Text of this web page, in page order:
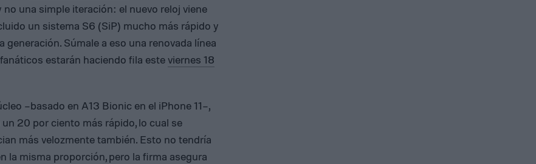
una simple iteración: el nuevo reloj viene
un sistema S6 (SiP) mucho más rápido y
Súmale a eso una renovada línea
estarán haciendo fila esteviernes 18
–basado en A13 Bionic en el iPhone 11–,
20 por ciento más rápido, lo cual se
más velozmente también. Esto no tendría
la misma proporción, pero la firma asegura